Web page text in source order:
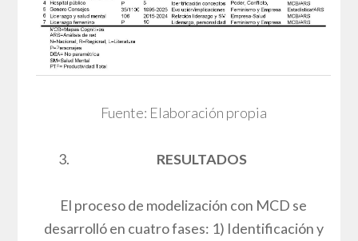
Fuente: Elaboración propia
RESULTADOS
El proceso de modelización con MCD se
desarrolló en cuatro fases: 1) Identificación y